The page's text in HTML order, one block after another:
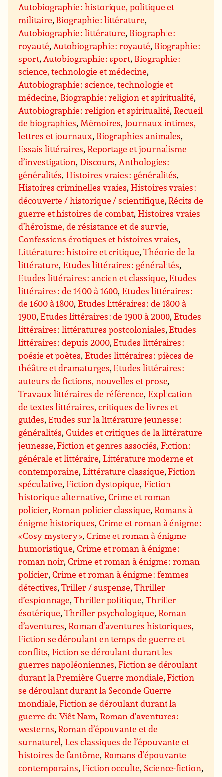
Autobiographie : historique, politique et
militaire, Biographie : littérature,
Autobiographie : littérature, Biographie :
royauté,Autobiographie : royauté, Biographie :
sport,Autobiographie : sport, Biographie :
science, technologie et médecine,
Autobiographie : science, technologie et
médecine, Biographie : religion et spiritualité,
Autobiographie : religion et spiritualité,Recueil
de biographies,Mémoires,Journaux intimes,
lettres et journaux, Biographies animales,
Essais littéraires,Reportage et journalisme
d’investigation,Discours,Anthologies :
généralités,Histoires vraies : généralités,
Histoires criminelles vraies,Histoires vraies :
découverte / historique / scientifique,Récits de
guerre et histoires de combat,Histoires vraies
d’héroïsme, de résistance et de survie,
Confessions érotiques et histoires vraies,
Littérature : histoire et critique,Théorie de la
littérature,Etudes littéraires : généralités,
Etudes littéraires : ancien et classique,Etudes
littéraires : de 1400 à 1600,Etudes littéraires :
de 1600 à 1800,Etudes littéraires : de 1800 à
1900,Etudes littéraires : de 1900 à 2000,Etudes
littéraires : littératures postcoloniales,Etudes
littéraires : depuis 2000,Etudes littéraires :
poésie et poètes,Etudes littéraires : pièces de
théâtre et dramaturges,Etudes littéraires :
auteurs de fictions, nouvelles et prose,
Travaux littéraires de référence,Explication
de textes littéraires, critiques de livres et
guides,Etudes sur la littérature jeunesse :
généralités,Guides et critiques de la littérature
jeunesse,Fiction et genres associés,Fiction :
générale et littéraire,Littérature moderne et
contemporaine,Littérature classique,Fiction
spéculative,Fiction dystopique,Fiction
historique alternative,Crime et roman
policier,Roman policier classique,Romans à
énigme historiques,Crime et roman à énigme :
« Cosy mystery »,Crime et roman à énigme
humoristique,Crime et roman à énigme :
roman noir,Crime et roman à énigme : roman
policier,Crime et roman à énigme : femmes
détectives,Triller / suspense,Thriller
d’espionnage,Thriller politique,Thriller
ésotérique,Thriller psychologique,Roman
d’aventures,Roman d’aventures historiques,
Fiction se déroulant en temps de guerre et
conflits,Fiction se déroulant durant les
guerres napoléoniennes,Fiction se déroulant
durant la Première Guerre mondiale,Fiction
se déroulant durant la Seconde Guerre
mondiale,Fiction se déroulant durant la
guerre du Viêt Nam,Roman d’aventures :
westerns,Roman d’épouvante et de
surnaturel,Les classiques de l’épouvante et
histoires de fantôme,Romans d’épouvante
contemporains,Fiction occulte, Science-fiction,